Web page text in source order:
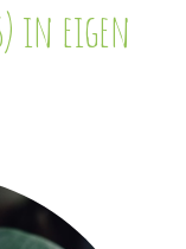
in eigen